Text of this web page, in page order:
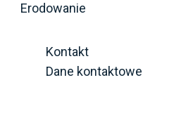
Erodowanie
Kontakt
Dane kontaktowe